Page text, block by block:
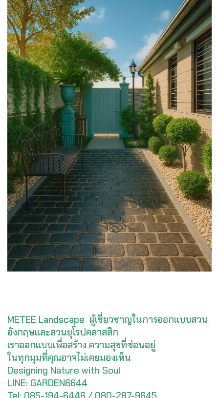
METEE Landscape ผู้เชี่ยวชาญในการออกแบบสวน
อังกฤษและสวนยุโรปคลาสสิก
เราออกแบบเพื่อสร้าง ความสุขที่ซ่อนอยู่
ในทุกมุมที่คุณอาจไม่เคยมองเห็น
Designing Nature with Soul
LINE: GARDEN6644